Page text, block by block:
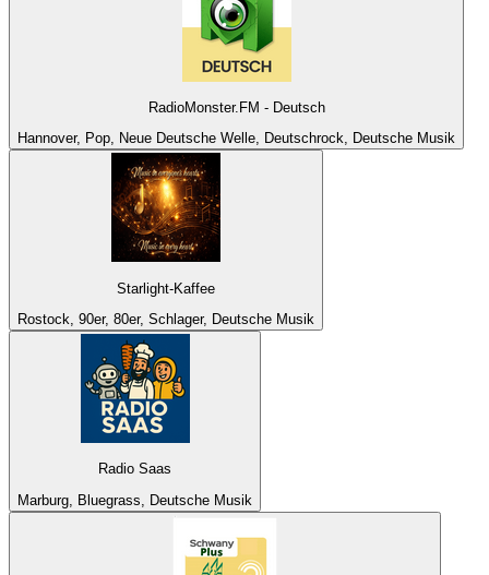
RadioMonster.FM - Deutsch
Hannover, Pop, Neue Deutsche Welle, Deutschrock, Deutsche Musik
Starlight-Kaffee
Rostock, 90er, 80er, Schlager, Deutsche Musik
Radio Saas
Marburg, Bluegrass, Deutsche Musik